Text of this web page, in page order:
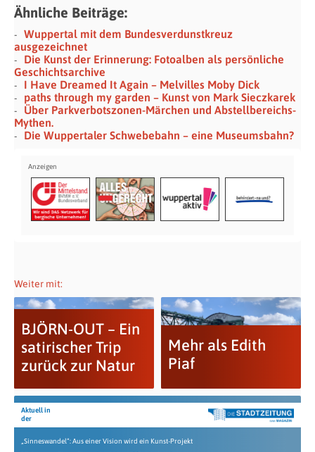
Ähnliche Beiträge:
Wuppertal mit dem Bundesverdunstkreuz
ausgezeichnet
Die Kunst der Erinnerung: Fotoalben als persönliche
Geschichtsarchive
I Have Dreamed It Again – Melvilles Moby Dick
paths through my garden – Kunst von Mark Sieczkarek
Über Parkverbotszonen-Märchen und Abstellbereichs-
Mythen.
Die Wuppertaler Schwebebahn – eine Museumsbahn?
Weiter mit:
BJÖRN-OUT – Ein
satirischer Trip
zurück zur Natur
Mehr als Edith
Piaf
Aktuell in
der
„Sinneswandel“: Aus einer Vision wird ein Kunst-Projekt